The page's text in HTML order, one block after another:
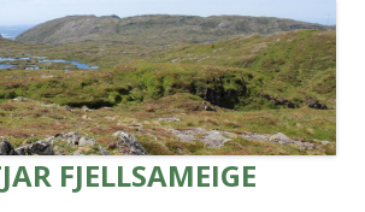
FJELLSAMEIGE